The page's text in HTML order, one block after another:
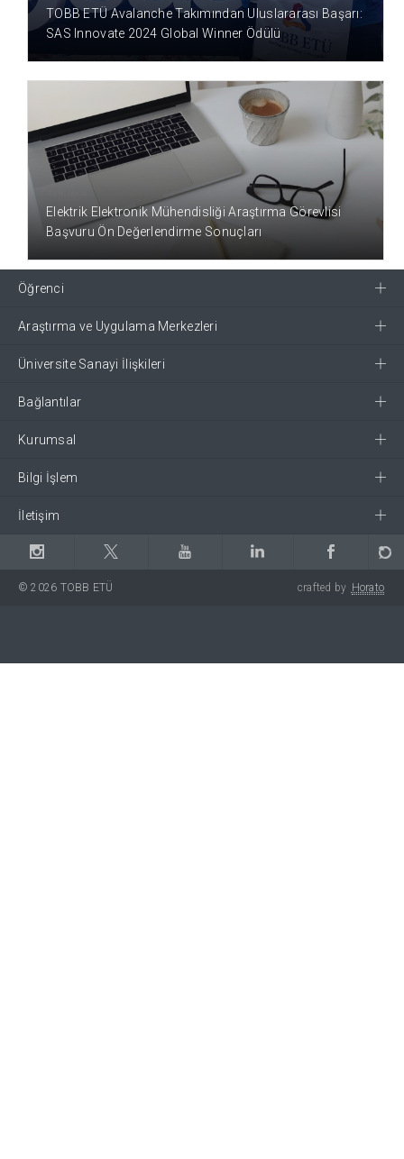
TOBB ETÜ Avalanche Takımından Uluslararası Başarı:
SAS Innovate 2024 Global Winner Ödülü
Elektrik Elektronik Mühendisliği Araştırma Görevlisi
Başvuru Ön Değerlendirme Sonuçları
Öğrenci
Araştırma ve Uygulama Merkezleri
Üniversite Sanayi İlişkileri
Bağlantılar
Kurumsal
Bilgi İşlem
İletişim
© 2026 TOBB ETÜ crafted by Horato